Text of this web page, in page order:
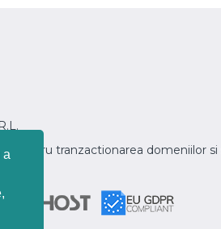
a pentru tranzactionarea domeniilor si